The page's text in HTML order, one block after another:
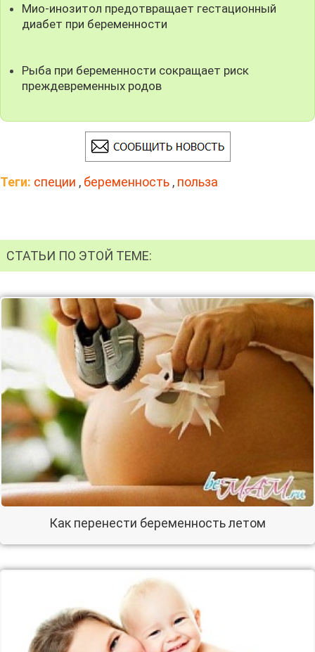
Мио-инозитол предотвращает гестационный
диабет при беременности
Рыба при беременности сокращает риск
преждевременных родов
Теги: специи , беременность , польза
СТАТЬИ ПО ЭТОЙ ТЕМЕ:
Как перенести беременность летом